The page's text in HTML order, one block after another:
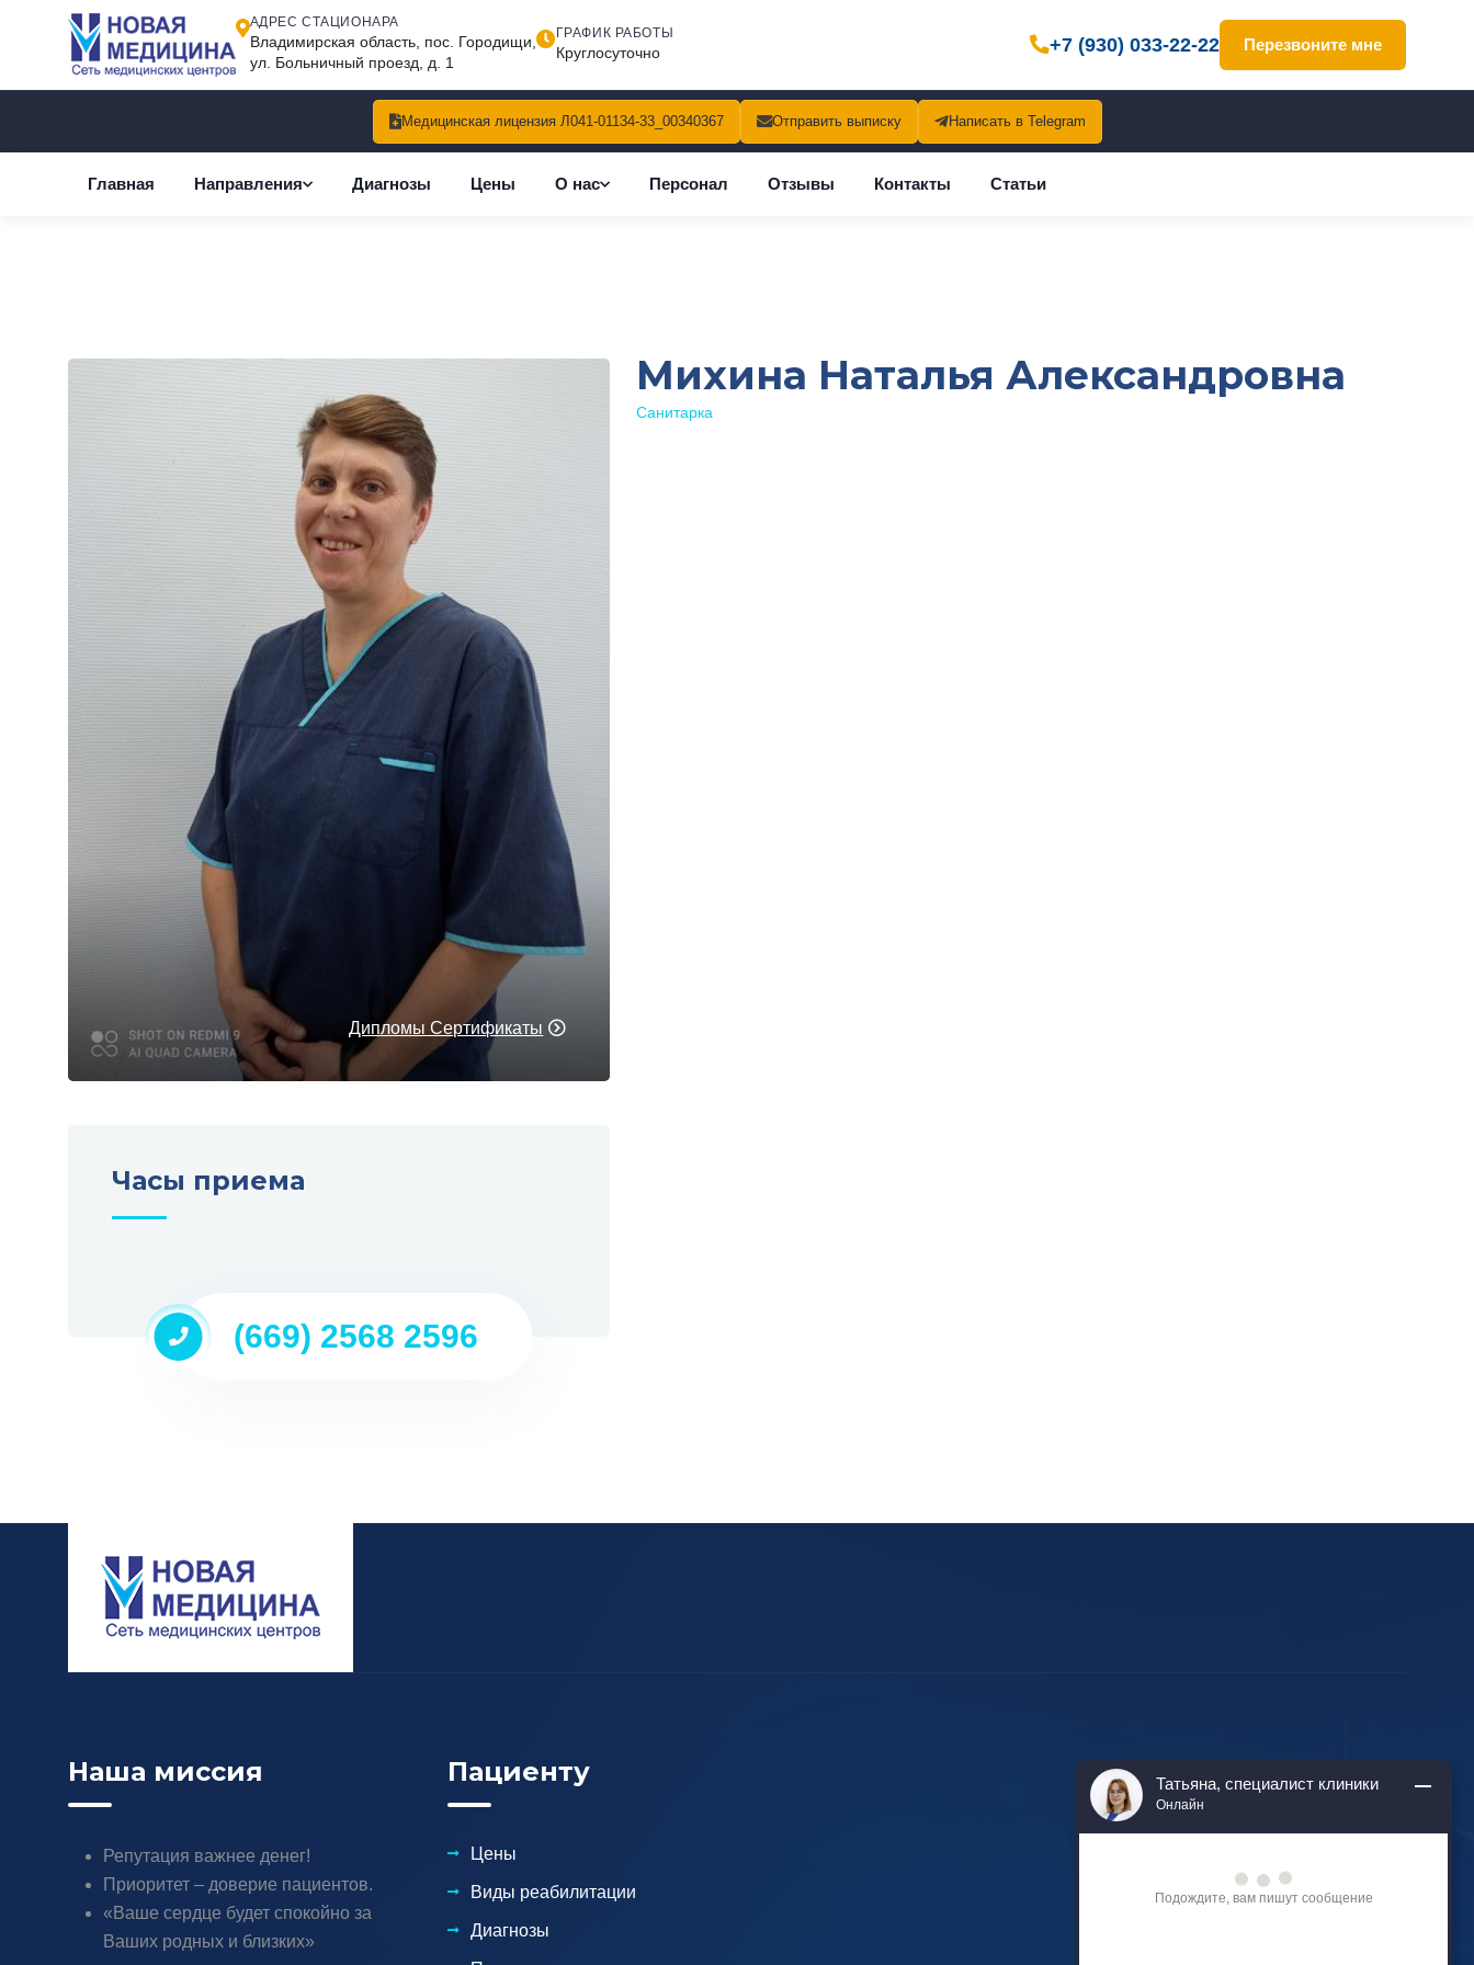
АДРЕС СТАЦИОНАРА
Владимирская область, пос. Городищи,
ул. Больничный проезд, д. 1
ГРАФИК РАБОТЫ
Круглосуточно +7 (930) 033-22-22 Перезвоните мне
Медицинская лицензия Л041-01134-33_00340367 Отправить выписку Написать в Telegram
Главная Направления Диагнозы Цены О нас Персонал Отзывы Контакты Статьи
Дипломы Сертификаты
Часы приема
(669) 2568 2596
Михина Наталья Александровна
Санитарка
Наша миссия
Репутация важнее денег!
Приоритет – доверие пациентов.
«Ваше сердце будет спокойно за
Ваших родных и близких»
Пациенту
Цены
Виды реабилитации
Диагнозы
Работаем
круглосуточно
Владимирская область,
Татьяна, специалист клиники
Онлайн
Подождите, вам пишут сообщение